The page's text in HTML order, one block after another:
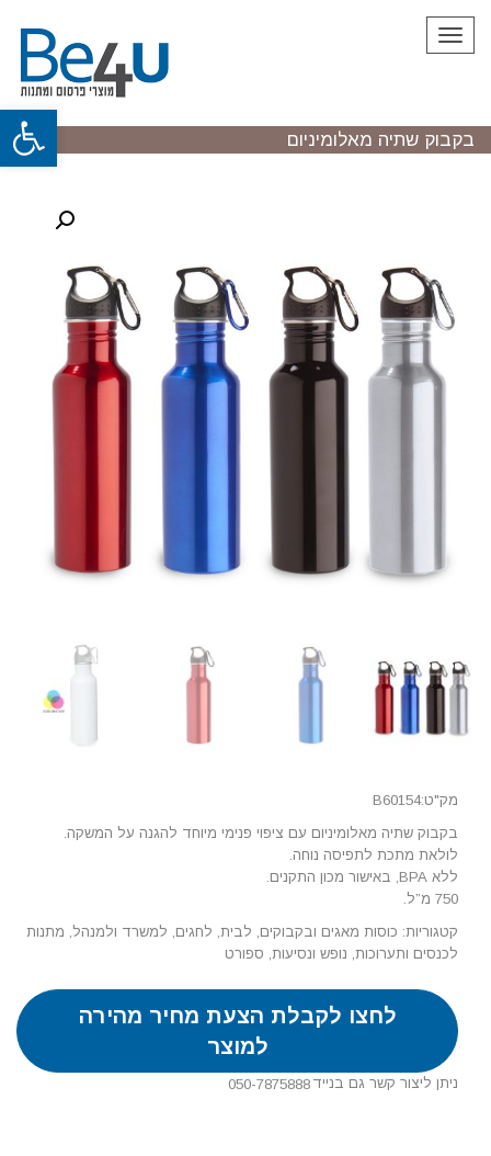
תפריט
בקבוק שתיה מאלומיניום
מק"ט:B60154
בקבוק שתיה מאלומיניום עם ציפוי פנימי מיוחד להגנה על המשקה.
לולאת מתכת לתפיסה נוחה.
ללא BPA, באישור מכון התקנים.
750 מ”ל.
ניתן ליצור קשר גם בנייד
קטגוריות: כוסות מאגים ובקבוקים לבית לחגים למשרד ולמנהל מתנות
לכנסים ותערוכות נופש ונסיעות ספורט
לחצו לקבלת הצעת מחיר מהירה
למוצר
050-7875888